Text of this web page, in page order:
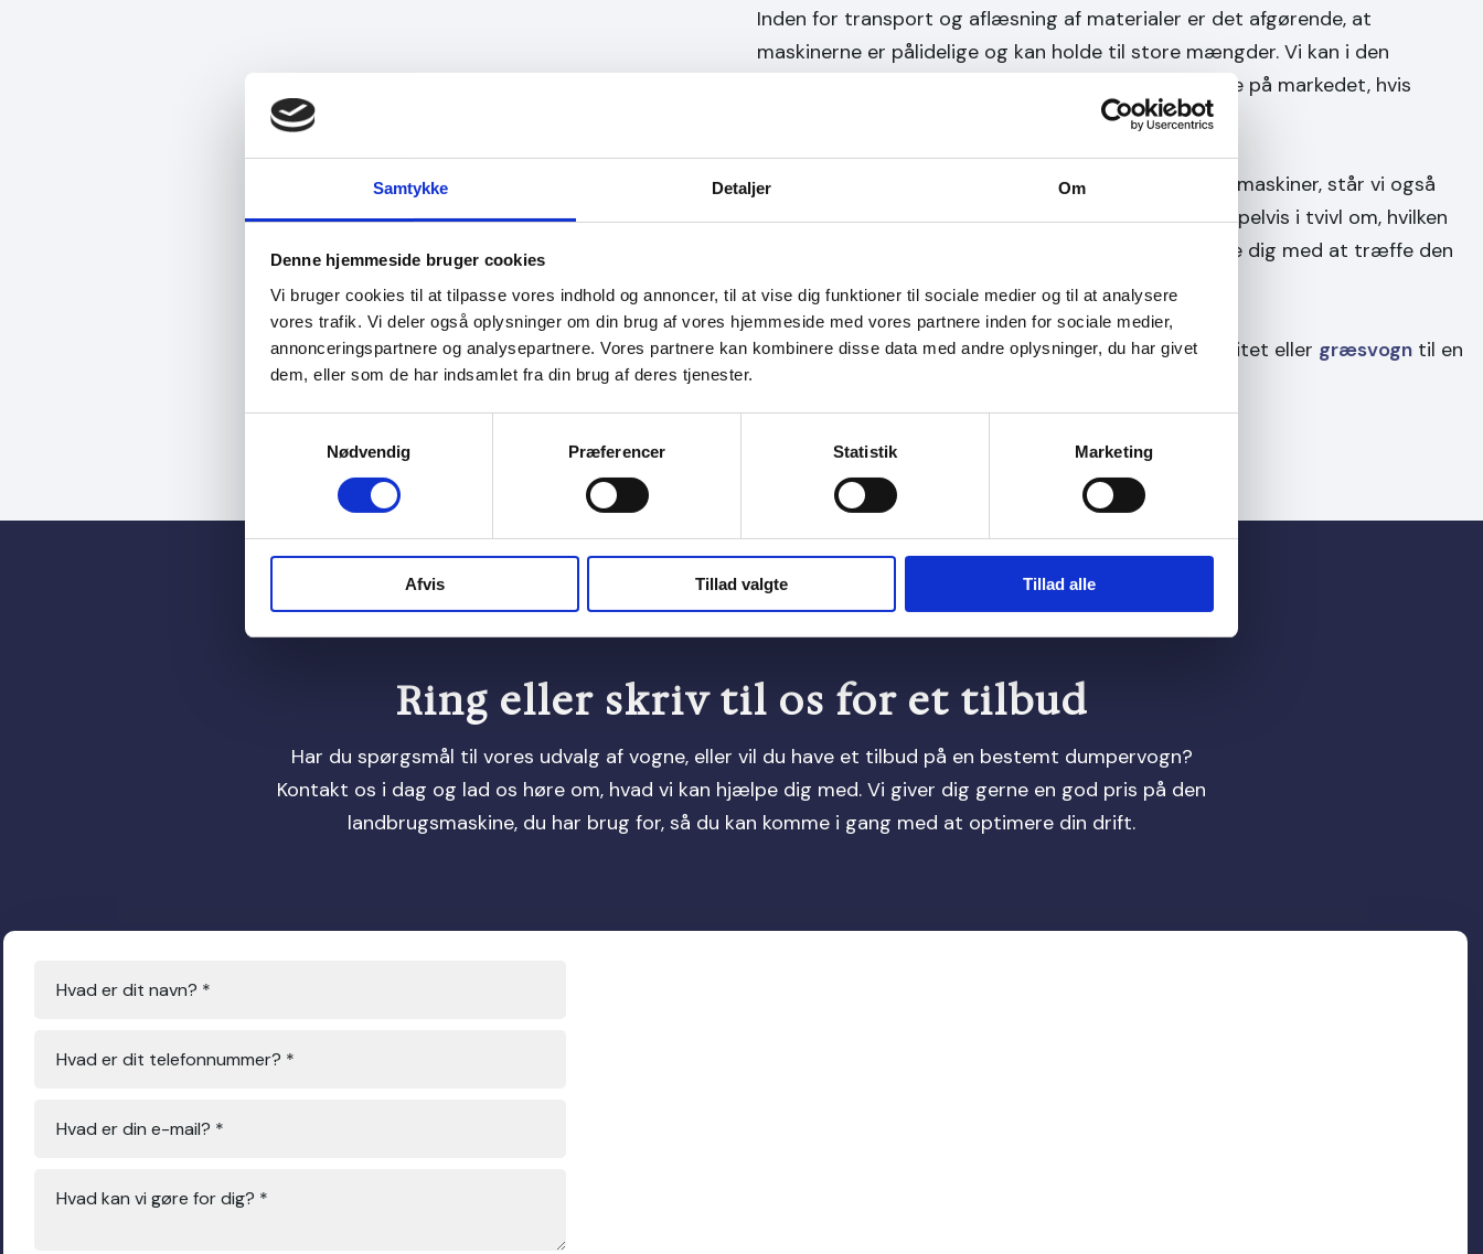
Samtykke Detaljer Om
Denne hjemmeside bruger cookies
Vi bruger cookies til at tilpasse vores indhold og annoncer, til at vise dig funktioner til sociale medier og til at analysere
vores trafik. Vi deler også oplysninger om din brug af vores hjemmeside med vores partnere inden for sociale medier,
annonceringspartnere og analysepartnere. Vores partnere kan kombinere disse data med andre oplysninger, du har givet
dem, eller som de har indsamlet fra din brug af deres tjenester.
Nødvendig
Præferencer Statistik Marketing
Afvis Tillad valgte Tillad alle
Inden for transport og aflæsning af materialer er det afgørende, at
maskinerne er pålidelige og kan holde til store mængder. Vi kan i den
forbindelse hjælpe med nogle af de stærkeste vogne på markedet, hvis
Med en stor viden og ekspertise inden for landbrugsmaskiner, står vi også
altid til rådighed med råd og vejledning. Er du eksempelvis i tvivl om, hvilken
dumpervogn du skal vælge, kan vi derfor altid hjælpe dig med at træffe den
rette beslutning.​
Vi har ogsåfrakørselsvogneogkornvognaf høj kvalitet eller græsvogntil en
Ring eller skriv til os for et tilbud
Har du spørgsmål til vores udvalg af vogne, eller vil du have et tilbud på en bestemt dumpervogn?
Kontakt os i dag og lad os høre om, hvad vi kan hjælpe dig med. Vi giver dig gerne en god pris på den
landbrugsmaskine, du har brug for, så du kan komme i gang med at optimere din drift.